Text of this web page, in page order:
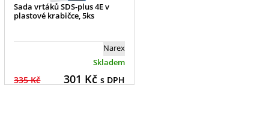
Sada vrtáků SDS-plus 4E v
plastové krabičce, 5ks
Narex
Skladem
335 Kč 301 Kč s DPH